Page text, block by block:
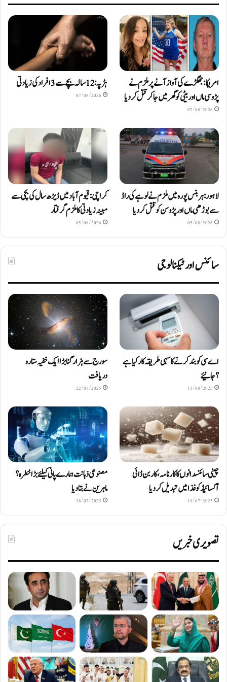
امریکا: جھگڑے کی آواز آنے پر ملزم نے
پڑوسی ماں اور بیٹی کو گھر میں جا کر قتل کر دیا
07/08/2026
ہڑپہ: 12 سالہ بچے سے 3 افراد کی زیادتی
07/08/2026
لاہور: ہربنس پورہ میں ملزم نے لوہے کی راڈ
سے بوڑھی ماں اور پڑوسن کو قتل کر دیا
05/08/2026
کراچی: قیوم آباد میں ڈیڑھ سال کی بچی سے
مبینہ زیادتی کا ملزم گرفتار
05/08/2026
سائنس اور ٹیکنالوجی
اے سی کو بند کرنے کا سہی طریقہ کار کیا ہے
؟ جانیئے
13/08/2025
سورج سے ہزار گنا بڑا ایک خفیہ ستارہ
دریافت
22/07/2025
چینی سائنسدانوں کا کارنامہ، کاربن ڈائی
آکسائیڈ کو غذا میں تبدیل کردیا
19/07/2025
مصنوعی ذہانت ہمارے پانی کیلئے بڑا خطرہ؟
ماہرین نے بتا دیا
18/07/2025
تصویری خبریں